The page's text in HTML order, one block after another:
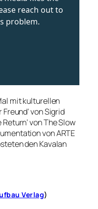
mit kulturellen
von Sigrid
von The Slow
von ARTE
den Kavalan
Verlag)